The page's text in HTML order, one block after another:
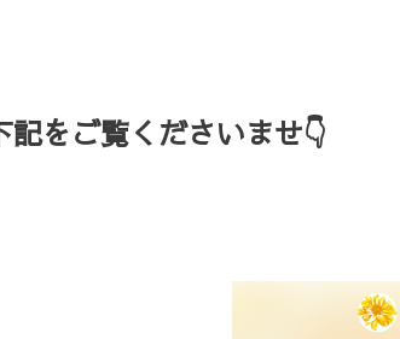
をご覧くださいませ👇